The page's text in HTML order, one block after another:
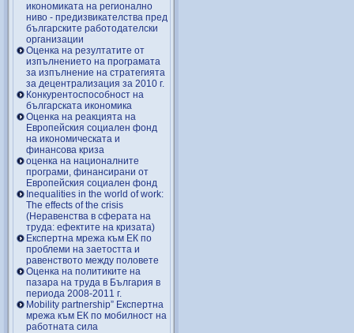
икономиката на регионално
ниво - предизвикателства пред
българските работодателски
организации
Оценка на резултатите от
изпълнението на програмата
за изпълнение на стратегията
за децентрализация за 2010 г.
Конкурентоспособност на
българската икономика
Оценка на реакцията на
Европейския социален фонд
на икономическата и
финансова криза
оценка на националните
програми, финансирани от
Европейския социален фонд
Inequalities in the world of work:
The effects of the crisis
(Неравенства в сферата на
труда: ефектите на кризата)
Експертна мрежа към ЕК по
проблеми на заетостта и
равенството между половете
Оценка на политиките на
пазара на труда в България в
периода 2008-2011 г.
Mobility partnership” Експертна
мрежа към ЕК по мобилност на
работната сила